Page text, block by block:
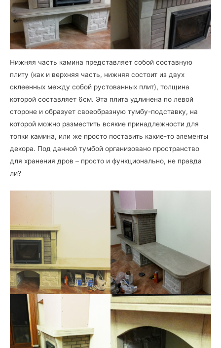
Нижняя часть камина представляет собой составную
плиту (как и верхняя часть, нижняя состоит из двух
склеенных между собой рустованных плит), толщина
которой составляет 6см. Эта плита удлинена по левой
стороне и образует своеобразную тумбу-подставку, на
которой можно разместить всякие принадлежности для
топки камина, или же просто поставить какие-то элементы
декора. Под данной тумбой организовано пространство
для хранения дров – просто и функционально, не правда
ли?